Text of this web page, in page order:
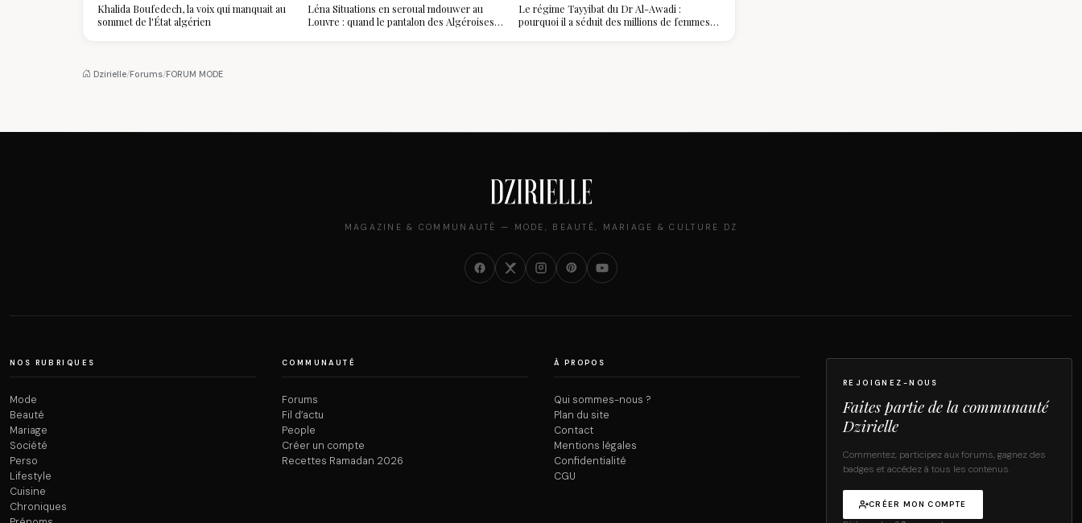
Khalida Boufedech, la voix qui manquait au
sommet de l'État algérien
Léna Situations en seroual mdouwer au
Louvre : quand le pantalon des Algéroises
Le régime Tayyibat du Dr Al-Awadi :
pourquoi il a séduit des millions de femmes
Dzirielle/Forums/FORUM MODE
MAGAZINE & COMMUNAUTÉ — MODE, BEAUTÉ, MARIAGE & CULTURE DZ
NOS RUBRIQUES
Mode
Beauté
Mariage
Société
Perso
Lifestyle
Cuisine
Chroniques
COMMUNAUTÉ
Forums
Fil d’actu
People
Créer un compte
Recettes Ramadan 2026
À PROPOS
Qui sommes-nous ?
Plan du site
Contact
Mentions légales
Confidentialité
CGU
REJOIGNEZ-NOUS
Faites partie de la communauté
Dzirielle
Commentez, participez aux forums, gagnez des
badges et accédez à tous les contenus.
CRÉER MON COMPTE